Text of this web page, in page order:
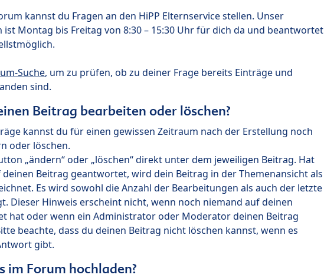
kannst du Fragen an den HiPP Elternservice stellen. Unser
ist Montag bis Freitag von 8:30 – 15:30 Uhr für dich da und beantwortet
Suche, um zu prüfen, ob zu deiner Frage bereits Einträge und
sind.
Beitrag bearbeiten oder löschen?
kannst du für einen gewissen Zeitraum nach der Erstellung noch
oder löschen.
„ändern“ oder „löschen“ direkt unter dem jeweiligen Beitrag. Hat
Beitrag geantwortet, wird dein Beitrag in der Themenansicht als
Es wird sowohl die Anzahl der Bearbeitungen als auch der letzte
Dieser Hinweis erscheint nicht, wenn noch niemand auf deinen
hat oder wenn ein Administrator oder Moderator deinen Beitrag
beachte, dass du deinen Beitrag nicht löschen kannst, wenn es
gibt.
im Forum hochladen?